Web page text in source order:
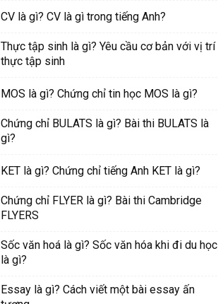
CV là gì? CV là gì trong tiếng Anh?
Thực tập sinh là gì? Yêu cầu cơ bản với vị trí
thực tập sinh
MOS là gì? Chứng chỉ tin học MOS là gì?
Chứng chỉ BULATS là gì? Bài thi BULATS là
gì?
KET là gì? Chứng chỉ tiếng Anh KET là gì?
Chứng chỉ FLYER là gì? Bài thi Cambridge
FLYERS
Sốc văn hoá là gì? Sốc văn hóa khi đi du học
là gì?
Essay là gì? Cách viết một bài essay ấn